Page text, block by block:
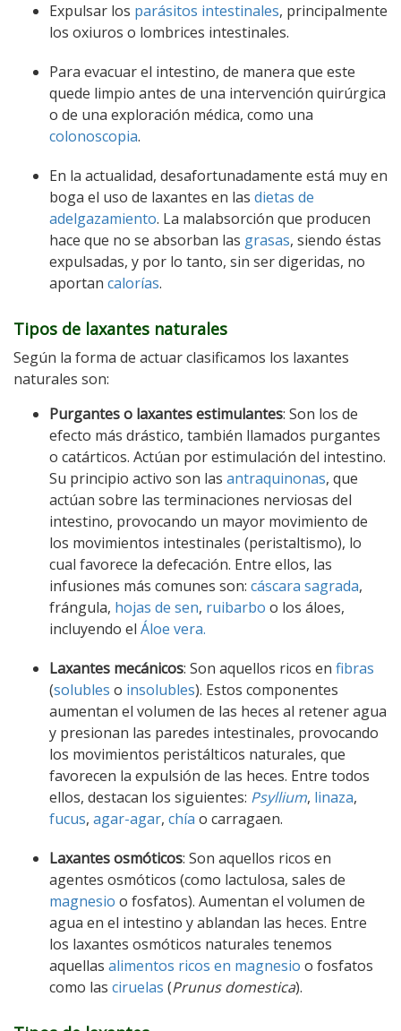
Expulsar los parásitos intestinales, principalmente
los oxiuros o lombrices intestinales.
Para evacuar el intestino, de manera que este
quede limpio antes de una intervención quirúrgica
o de una exploración médica, como una
colonoscopia.
En la actualidad, desafortunadamente está muy en
boga el uso de laxantes en las dietas de
adelgazamiento. La malabsorción que producen
hace que no se absorban las grasas, siendo éstas
expulsadas, y por lo tanto, sin ser digeridas, no
aportan calorías.
Tipos de laxantes naturales
Según la forma de actuar clasificamos los laxantes
naturales son:
Purgantes o laxantes estimulantes: Son los de
efecto más drástico, también llamados purgantes
o catárticos. Actúan por estimulación del intestino.
Su principio activo son las antraquinonas, que
actúan sobre las terminaciones nerviosas del
intestino, provocando un mayor movimiento de
los movimientos intestinales (peristaltismo), lo
cual favorece la defecación. Entre ellos, las
infusiones más comunes son: cáscara sagrada,
frángula, hojas de sen, ruibarbo o los áloes,
incluyendo el Áloe vera.
Laxantes mecánicos: Son aquellos ricos en fibras
(solubles o insolubles). Estos componentes
aumentan el volumen de las heces al retener agua
y presionan las paredes intestinales, provocando
los movimientos peristálticos naturales, que
favorecen la expulsión de las heces. Entre todos
ellos, destacan los siguientes: Psyllium, linaza,
fucus, agar-agar, chía o carragaen.
Laxantes osmóticos: Son aquellos ricos en
agentes osmóticos (como lactulosa, sales de
magnesio o fosfatos). Aumentan el volumen de
agua en el intestino y ablandan las heces. Entre
los laxantes osmóticos naturales tenemos
aquellas alimentos ricos en magnesio o fosfatos
como las ciruelas (Prunus domestica).